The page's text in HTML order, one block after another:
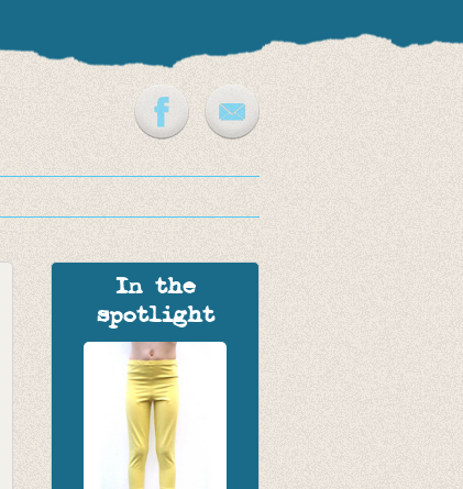
In the
spotlight